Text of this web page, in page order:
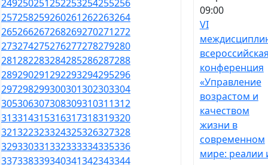
249250251252253254255256
257258259260261262263264
265266267268269270271272
273274275276277278279280
281282283284285286287288
289290291292293294295296
297298299300301302303304
305306307308309310311312
313314315316317318319320
321322323324325326327328
329330331332333334335336
337338339340341342343344
09:00
VI
конференция
«Управление
возрастом и
качеством
жизни в
современном
мире: реалии